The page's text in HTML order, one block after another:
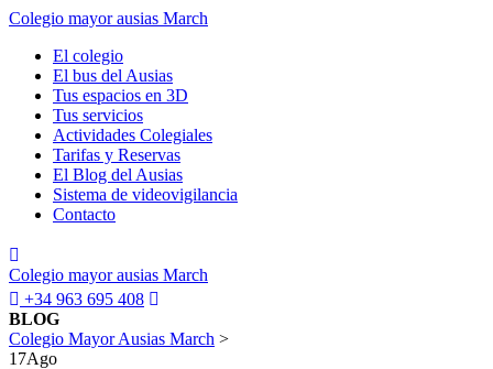
Colegio mayor ausias March
El colegio
El bus del Ausias
Tus espacios en 3D
Tus servicios
Actividades Colegiales
Tarifas y Reservas
El Blog del Ausias
Sistema de videovigilancia
Contacto
Colegio mayor ausias March
+34 963 695 408
BLOG
Colegio Mayor Ausias March >
17Ago